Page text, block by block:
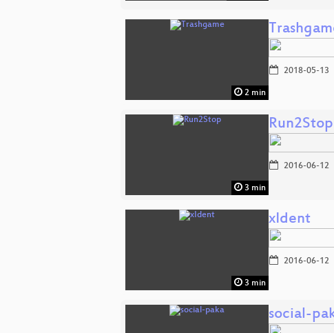
2 min
2018-05-13
3 min
Run2Stop
2016-06-12
3 min
xIdent
2016-06-12
social-